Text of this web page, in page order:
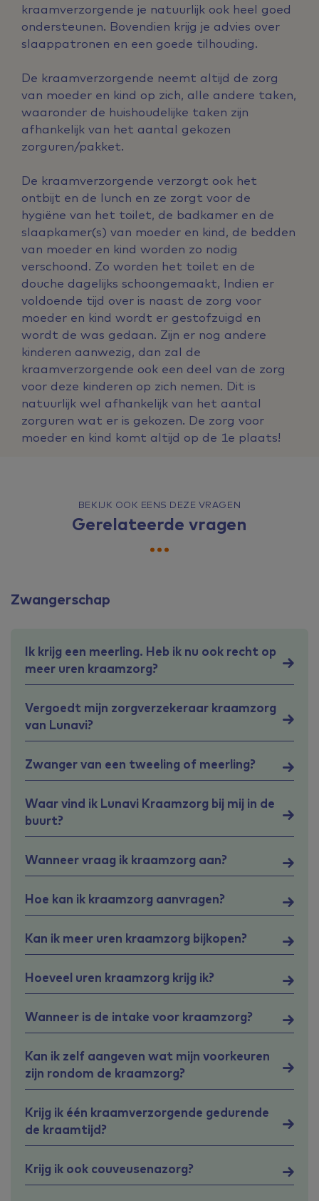
kraamverzorgende je natuurlijk ook heel goed
ondersteunen. Bovendien krijg je advies over
slaappatronen en een goede tilhouding.
De kraamverzorgende neemt altijd de zorg
van moeder en kind op zich, alle andere taken,
waaronder de huishoudelijke taken zijn
afhankelijk van het aantal gekozen
zorguren/pakket.
De kraamverzorgende verzorgt ook het
ontbijt en de lunch en ze zorgt voor de
hygiëne van het toilet, de badkamer en de
slaapkamer(s) van moeder en kind, de bedden
van moeder en kind worden zo nodig
verschoond. Zo worden het toilet en de
douche dagelijks schoongemaakt, Indien er
voldoende tijd over is naast de zorg voor
moeder en kind wordt er gestofzuigd en
wordt de was gedaan. Zijn er nog andere
kinderen aanwezig, dan zal de
kraamverzorgende ook een deel van de zorg
voor deze kinderen op zich nemen. Dit is
natuurlijk wel afhankelijk van het aantal
zorguren wat er is gekozen. De zorg voor
moeder en kind komt altijd op de 1e plaats!
BEKIJK OOK EENS DEZE VRAGEN
Gerelateerde vragen
Zwangerschap
Ik krijg een meerling. Heb ik nu ook recht op
meer uren kraamzorg?
Vergoedt mijn zorgverzekeraar kraamzorg
van Lunavi?
Zwanger van een tweeling of meerling?
Waar vind ik Lunavi Kraamzorg bij mij in de
buurt?
Wanneer vraag ik kraamzorg aan?
Hoe kan ik kraamzorg aanvragen?
Kan ik meer uren kraamzorg bijkopen?
Hoeveel uren kraamzorg krijg ik?
Wanneer is de intake voor kraamzorg?
Kan ik zelf aangeven wat mijn voorkeuren
zijn rondom de kraamzorg?
Krijg ik één kraamverzorgende gedurende
de kraamtijd?
Krijg ik ook couveusenazorg?